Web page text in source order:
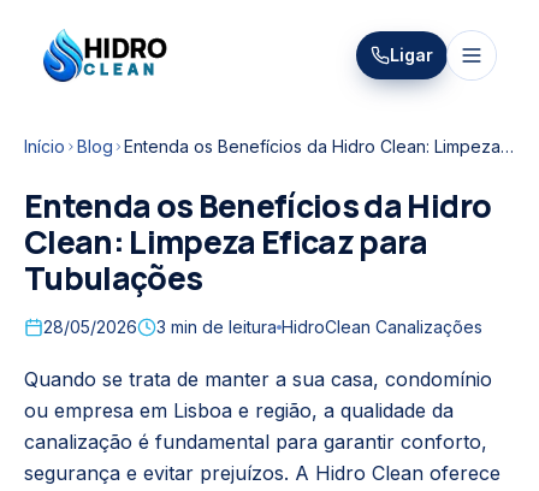
HIDRO
CLEAN
HidroClean Canalizações
Ligar
Início Blog Entenda os Benefícios da Hidro Clean: Limpeza Eficaz para Tubulações
Entenda os Benefícios da Hidro
Clean: Limpeza Eficaz para
Tubulações
28/05/2026 3 min de leitura HidroClean Canalizações
Quando se trata de manter a sua casa, condomínio
ou empresa em Lisboa e região, a qualidade da
canalização é fundamental para garantir conforto,
segurança e evitar prejuízos. A Hidro Clean oferece